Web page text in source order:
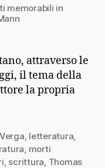
memorabili in
attraverso le
il tema della
la propria
letteratura
morti
scrittura Thomas